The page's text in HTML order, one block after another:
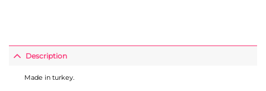
Description
Made in turkey.